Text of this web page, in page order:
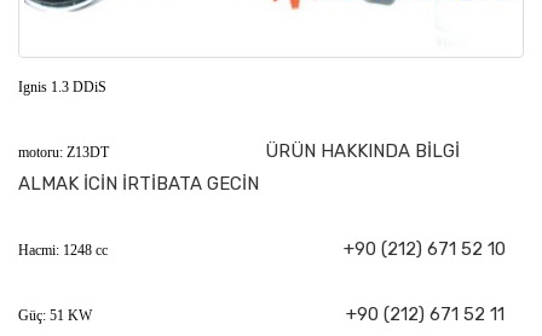
Ignis 1.3 DDiS
motoru: Z13DT ÜRÜN HAKKINDA BİLGİ
ALMAK İCİN İRTİBATA GECİN
Hacmi: 1248 cc +90 (212) 671 52 10
Güç: 51 KW +90 (212) 671 52 11